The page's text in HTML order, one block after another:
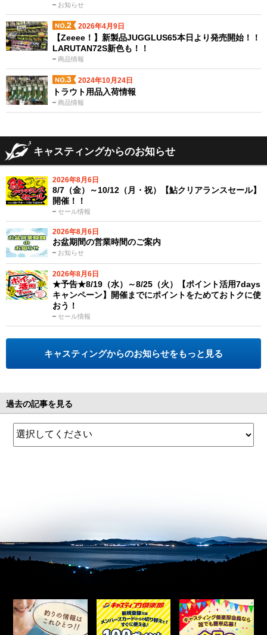
お知らせ
2026年4月9日
商品情報
【Zeeee！】新製品JUGGLUS65本日より発売開始！！
LARUTAN72S新色も！！
2024年10月24日
商品情報
トラウト用品入荷情報
キャスティングからのお知らせ
2026年8月6日
セール情報
8/7（金）～10/12（月・祝）【鮎クリアランスセール】
開催！！
2026年8月6日
お知らせ
お盆期間の営業時間のご案内
2026年8月6日
セール情報
★予告★8/19（水）～8/25（火）【ポイント活用7days
キャンペーン】開催までにポイントをためておトクに使
おう！
キャスティングからのお知らせをもっと見る
過去の記事を見る